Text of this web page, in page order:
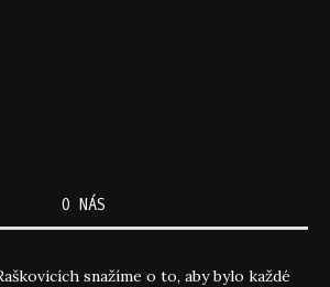
O NÁS
snažíme o to, aby bylo každé